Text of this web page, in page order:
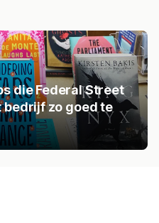
die Federal Street
bedrijf zo goed te